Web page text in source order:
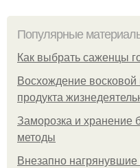
Популярные
Как выбрать саженцы
Восхождение восковой
продукта
Заморозка и
методы
Внезапно нагрянувшие